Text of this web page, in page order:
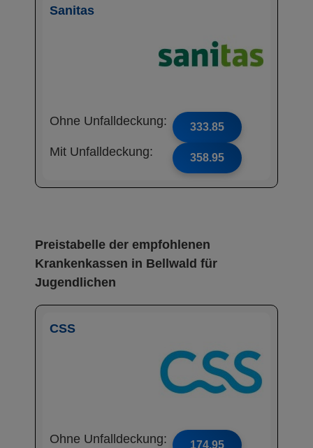
Sanitas
Ohne Unfalldeckung: 333.85
Mit Unfalldeckung: 358.95
Preistabelle der empfohlenen
Krankenkassen in Bellwald für
Jugendlichen
CSS
Ohne Unfalldeckung: 174.95